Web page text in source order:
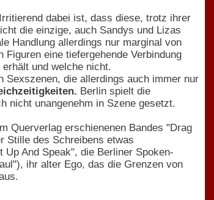
dabei ist, dass diese, trotz ihrer
die einzige, auch Sandys und Lizas
Handlung allerdings nur marginal von
eine tiefergehende Verbindung
und welche nicht.
Sexszenen, die allerdings auch immer nur
Berlin spielt die
nicht unangenehm in Szene gesetzt.
Querverlag erschienenen Bandes "Drag
Stille des Schreibens etwas
And Speak", die Berliner Spoken-
ihr alter Ego, das die Grenzen von